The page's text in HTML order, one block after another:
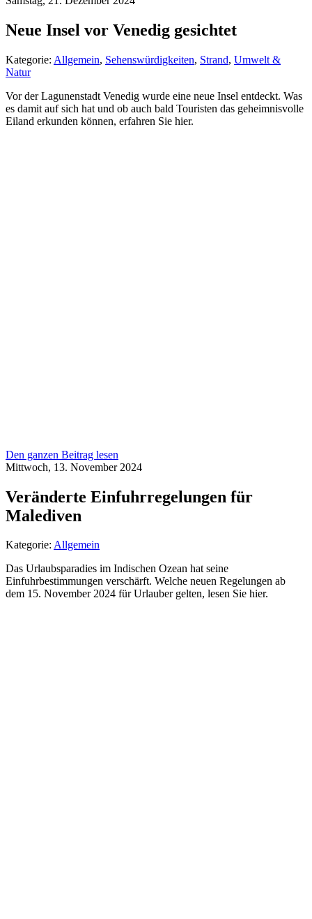
Neue Insel vor Venedig gesichtet
Kategorie: Allgemein, Sehenswürdigkeiten, Strand, Umwelt &
Natur
Vor der Lagunenstadt Venedig wurde eine neue Insel entdeckt. Was
es damit auf sich hat und ob auch bald Touristen das geheimnisvolle
Eiland erkunden können, erfahren Sie hier.
Den ganzen Beitrag lesen
Mittwoch, 13. November 2024
Veränderte Einfuhrregelungen für
Malediven
Kategorie: Allgemein
Das Urlaubsparadies im Indischen Ozean hat seine
Einfuhrbestimmungen verschärft. Welche neuen Regelungen ab
dem 15. November 2024 für Urlauber gelten, lesen Sie hier.